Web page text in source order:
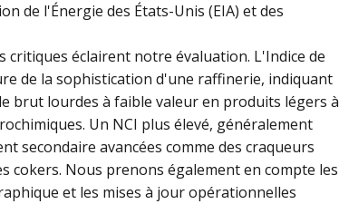
de l'Énergie des États-Unis (EIA) et des
critiques éclairent notre évaluation. L'Indice de
de la sophistication d'une raffinerie, indiquant
brut lourdes à faible valeur en produits légers à
Un NCI plus élevé, généralement
secondaire avancées comme des craqueurs
cokers. Nous prenons également en compte les
et les mises à jour opérationnelles